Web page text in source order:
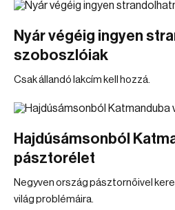
Nyár végéig ingyen
szoboszlóiak
Csak állandó lakcím kell hozzá.
Hajdúsámsonból
pásztorélet
Negyven ország pásztornőivel
világ problémáira.